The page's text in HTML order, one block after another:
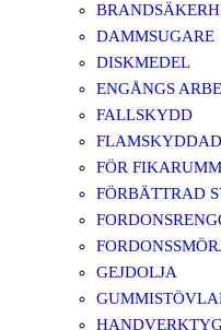
DAMMSUGARE
DISKMEDEL
ENGÅNGS
FALLSKYDD
FÖR
FÖRBÄTTRAD
GEJDOLJA